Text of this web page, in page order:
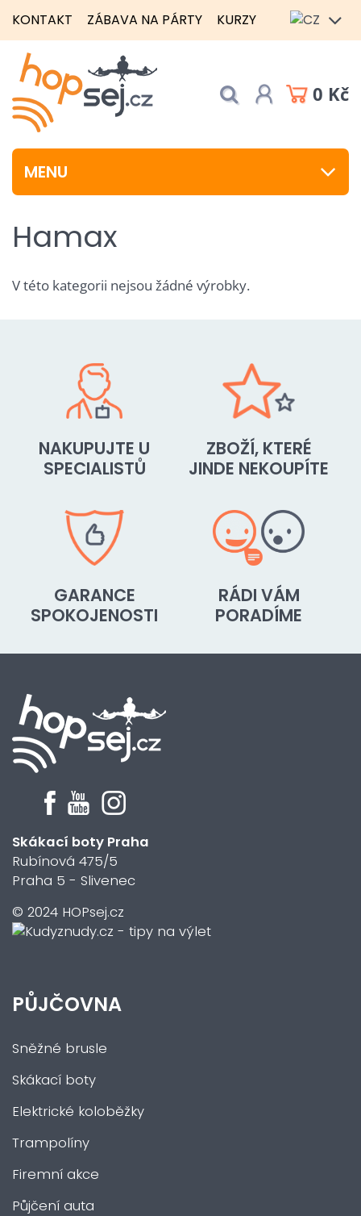
KONTAKT ZÁBAVA NA PÁRTY KURZY
0 Kč
MENU
Hamax
V této kategorii nejsou žádné výrobky.
NAKUPUJTE U
SPECIALISTŮ
ZBOŽÍ, KTERÉ
JINDE NEKOUPÍTE
GARANCE
SPOKOJENOSTI
RÁDI VÁM
PORADÍME
Skákací boty Praha
Rubínová 475/5
Praha 5 - Slivenec
© 2024 HOPsej.cz
PŮJČOVNA
Sněžné brusle
Skákací boty
Elektrické koloběžky
Trampolíny
Firemní akce
Půjčení auta